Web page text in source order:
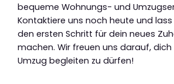
bequeme Wohnungs- und
Kontaktiere uns noch heute und
den ersten Schritt für dein neues
machen. Wir freuen uns darauf,
Umzug begleiten zu dürfen!